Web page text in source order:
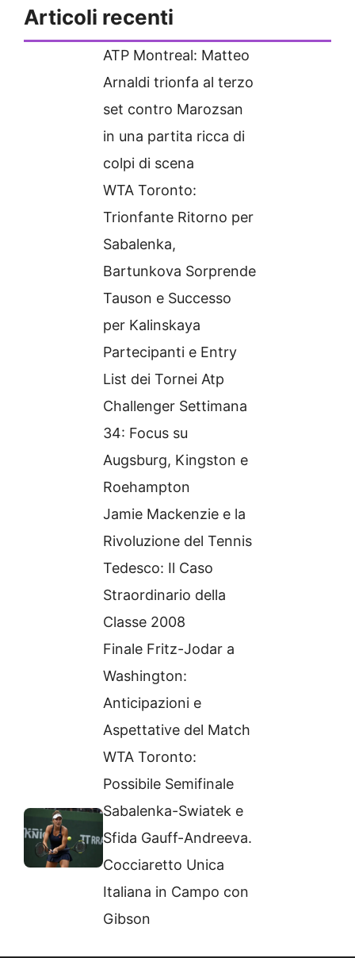
Articoli recenti
ATP Montreal: Matteo
Arnaldi trionfa al terzo
set contro Marozsan
in una partita ricca di
colpi di scena
WTA Toronto:
Trionfante Ritorno per
Sabalenka,
Bartunkova Sorprende
Tauson e Successo
per Kalinskaya
Partecipanti e Entry
List dei Tornei Atp
Challenger Settimana
34: Focus su
Augsburg, Kingston e
Roehampton
Jamie Mackenzie e la
Rivoluzione del Tennis
Tedesco: Il Caso
Straordinario della
Classe 2008
Finale Fritz-Jodar a
Washington:
Anticipazioni e
Aspettative del Match
WTA Toronto:
Possibile Semifinale
Sabalenka-Swiatek e
Sfida Gauff-Andreeva.
Cocciaretto Unica
Italiana in Campo con
Gibson